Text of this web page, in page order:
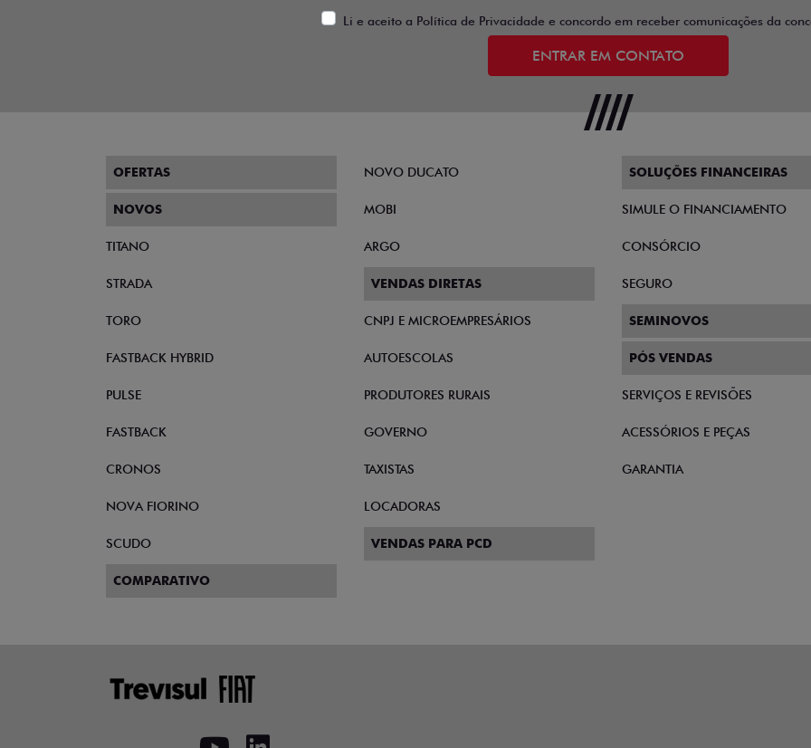
Li e aceito a Política de Privacidade e concordo em receber comunicações da
ENTRAR EM CONTATO
OFERTAS
NOVOS
TITANO
STRADA
TORO
FASTBACK HYBRID
PULSE
FASTBACK
CRONOS
NOVA FIORINO
SCUDO
NOVO DUCATO
MOBI
ARGO
VENDAS DIRETAS
CNPJ E MICROEMPRESÁRIOS
AUTOESCOLAS
PRODUTORES RURAIS
GOVERNO
TAXISTAS
LOCADORAS
VENDAS PARA PCD
SOLUÇÕES FINANCEIRAS
SIMULE O FINANCIAMENTO
CONSÓRCIO
SEGURO
SEMINOVOS
PÓS VENDAS
SERVIÇOS E REVISÕES
ACESSÓRIOS E PEÇAS
GARANTIA
COMPARATIVO